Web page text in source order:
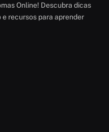
Online! Descubra dicas
recursos para aprender